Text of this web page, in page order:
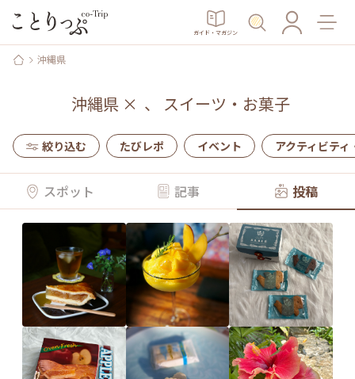
ガイド・マガジン
沖縄県
沖縄県 × 、 スイーツ・お菓子
絞り込む たびレポ イベント アクティビティ
スポット 記事 投稿